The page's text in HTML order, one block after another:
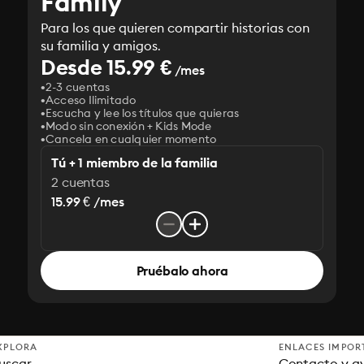
Para los que quieren compartir historias con
su familia y amigos.
Desde 15.99 €/mes
2-3 cuentas
Acceso Ilimitado
Escucha y lee los títulos que quieras
Modo sin conexión + Kids Mode
Cancela en cualquier momento
Tú + 1 miembro de la familia
2 cuentas
15.99 € /mes
Pruébalo ahora
ENLACES